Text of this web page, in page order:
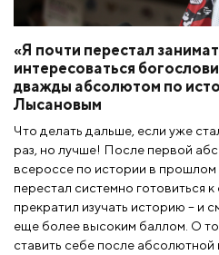
«Я почти перестал
интересоваться
дважды абсолютом по
Лысановым
Что делать дальше, если уже
раз, но лучше! После первой
всероссе по истории в
перестал системно готовиться
прекратил изучать историю – и
еще более высоким баллом. О
ставить себе после абсолютной